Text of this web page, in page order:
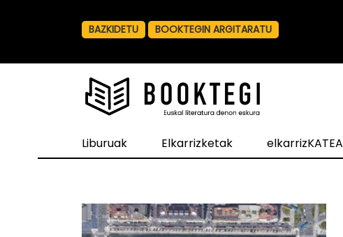
BAZKIDETU BOOKTEGIN ARGITARATU
Liburuak Elkarrizketak elkarrizKATEA